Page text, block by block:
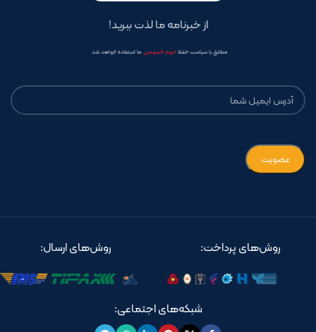
از خبرنامه ما لذت ببرید!
مطابق با سیاست حفظحریم خصوصی ما استفاده خواهد شد
روش‌های پرداخت: روش‌های ارسال:
شبکه‌های اجتماعی: